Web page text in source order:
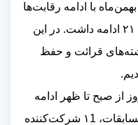
قرآن کریم از صبح روز دوشنبه 30 بهمن‌ماه با ادامه رقابت‌ها
در بخش بانوان آغاز شد و تا ساعت ۲۱ ادامه داشت. در این
قرائت و حفظ
.
از صبح تا ظهر ادامه
داشت. در روز پایانی این بخش از مسابقات، ۱1 شرکت‌کننده